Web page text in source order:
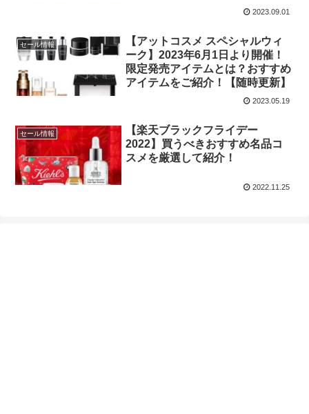
2023.09.01
セール情報
【アットコスメ スペシャルウィ
ーク】2023年6月1日より開催！
限定発売アイテムとは？おすすめ
アイテムをご紹介！【随時更新】
2023.05.19
セール情報
【楽天ブラックフライデー
2022】買うべきおすすめ名品コ
スメを厳選して紹介！
2022.11.25